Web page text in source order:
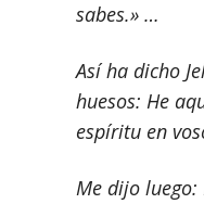
sabes.» …
Así ha dicho
huesos: He
espíritu en
Me dijo